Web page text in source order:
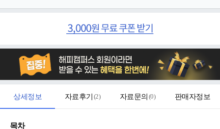
상세정보 자료후기 (2) 자료문의 (0) 판매자정보
목차